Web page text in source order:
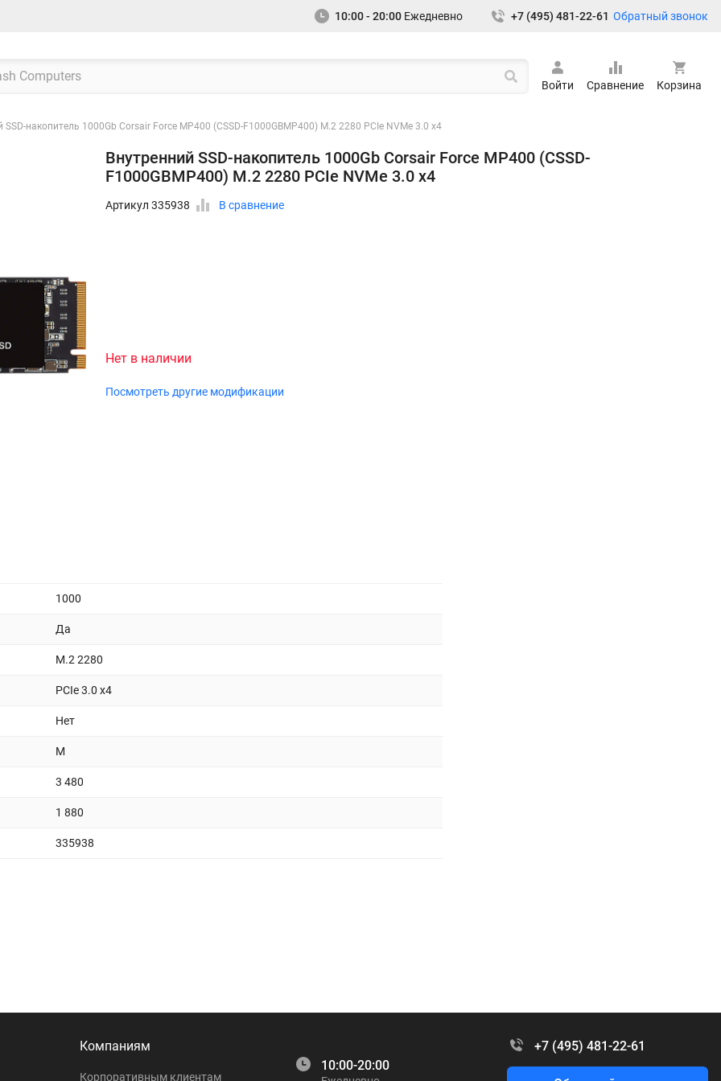
10:00 - 20:00 Ежедневно +7 (495) 481-22-61 Обратный звонок
Войти Сравнение Корзина
SSD-накопитель 1000Gb Corsair Force MP400 (CSSD-F1000GBMP400) M.2 2280 PCIe NVMe 3.0 x4
Внутренний SSD-накопитель 1000Gb Corsair Force MP400 (CSSD-
F1000GBMP400) M.2 2280 PCIe NVMe 3.0 x4
Артикул 335938 В сравнение
Нет в наличии
Посмотреть другие модификации
1000
Да
M.2 2280
PCIe 3.0 x4
Нет
M
3 480
1 880
335938
Компаниям
Корпоративным клиентам
10:00-20:00
+7 (495) 481-22-61